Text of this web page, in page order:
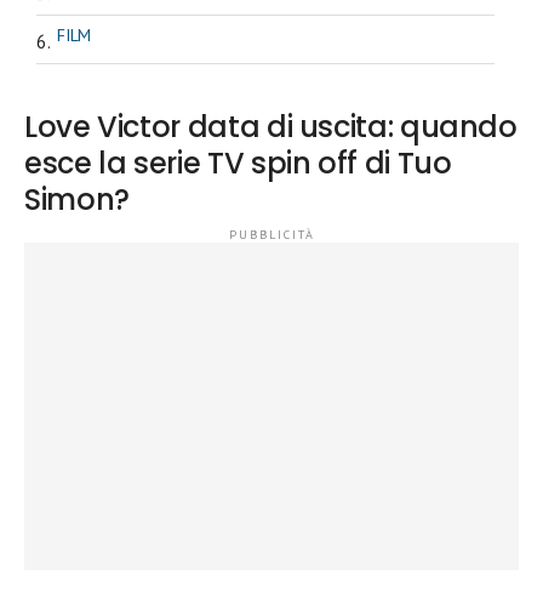
FILM
Love Victor data di uscita: quando
esce la serie TV spin off di Tuo
Simon?